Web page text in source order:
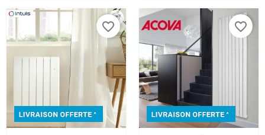
favorite_border favorite_border